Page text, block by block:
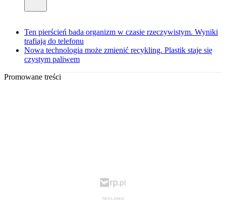
Ten pierścień bada organizm w czasie rzeczywistym. Wyniki
trafiają do telefonu
Nowa technologia może zmienić recykling. Plastik staje się
czystym paliwem
Promowane treści